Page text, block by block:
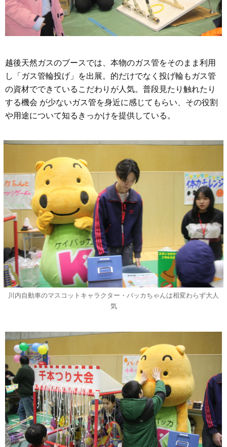
越後天然ガスのブースでは、本物のガス管をそのまま利用
し「ガス管輪投げ」を出展。的だけでなく投げ輪もガス管
の資材でできているこだわりが人気。普段⾒たり触れたり
する機会 が少ないガス管を⾝近に感じてもらい、その役割
や⽤途について知るきっかけを提供している。
川内自動車のマスコットキャラクター・バッカちゃんは相変わらず大人
気